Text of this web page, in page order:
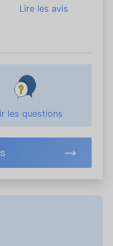
Lire les avis
les questions